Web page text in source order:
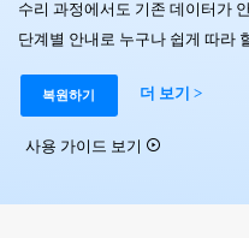
플랜 및 가격
도움말 센터
폴 툴킷 보기 >
더 보기
닥터폰 하이라이트 살펴보기
사용 방법은 무엇입니까?
리소스
다운로드 센터
🔓️온라인 잠금 해제
iOS26 다운그레이드
수리 과정에서도 기존 데이터가
단계별 안내로 누구나 쉽게 따라
복원하기 더 보기 >
사용 가이드 보기